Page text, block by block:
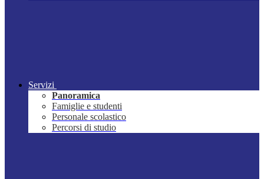
Servizi
Panoramica
Famiglie e studenti
Personale scolastico
Percorsi di studio